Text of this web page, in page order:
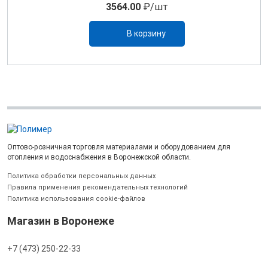
3564.00 ₽/шт
В корзину
Оптово-розничная торговля материалами и оборудованием для
отопления и водоснабжения в Воронежской области.
Политика обработки персональных данных
Правила применения рекомендательных технологий
Политика использования cookie-файлов
Магазин в Воронеже
+7 (473) 250-22-33